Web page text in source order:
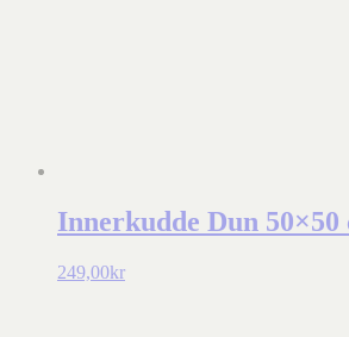
Innerkudde Dun 50×50
249,00kr